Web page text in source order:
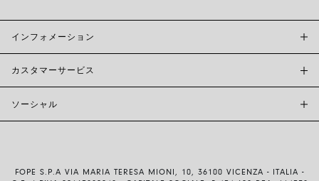
インフォメーション
カスタマーサービス
ソーシャル
FOPE S.P.A VIA MARIA TERESA MIONI, 10, 36100 VICENZA - ITALIA -